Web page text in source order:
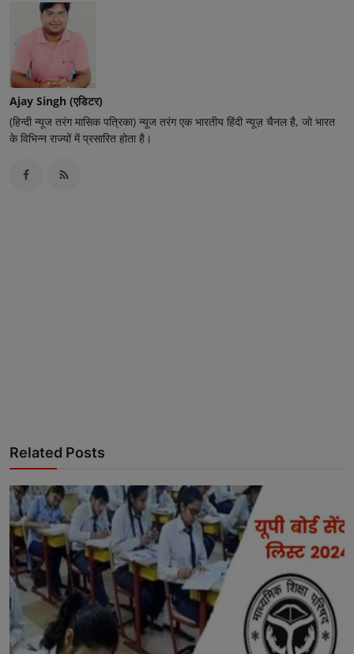
Ajay Singh (एडिटर)
(हिन्दी न्यूज तरंग मासिक पत्रिका) न्यूज तरंग एक भारतीय हिंदी न्यूज़ चैनल है, जो भारत
के विभिन्न राज्यों में प्रसारित होता है।
Related Posts